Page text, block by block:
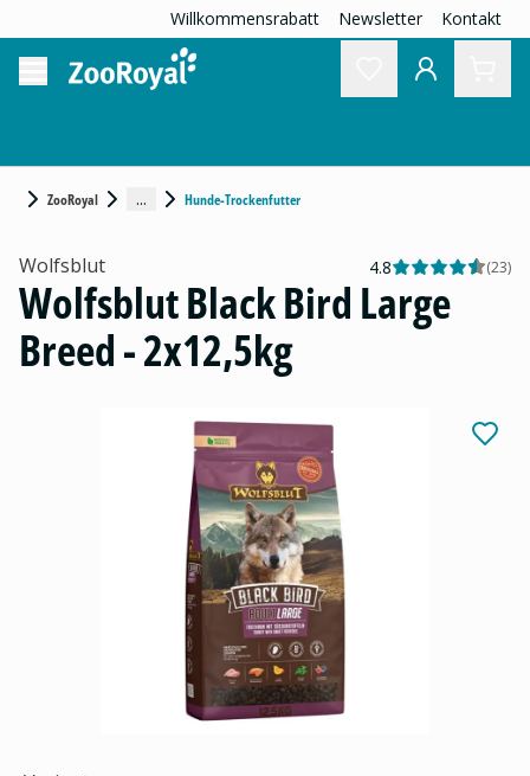
Willkommensrabatt Newsletter Kontakt
ZooRoyal ... Hunde-Trockenfutter
Wolfsblut 4.8 (23)
Wolfsblut Black Bird Large
Breed - 2x12,5kg